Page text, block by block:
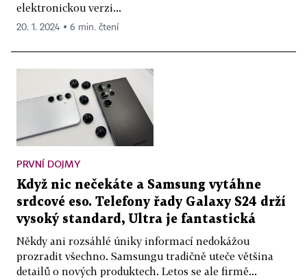
elektronickou verzi...
20. 1. 2024 ▪ 6 min. čtení
PRVNÍ DOJMY
Když nic nečekáte a Samsung vytáhne
srdcové eso. Telefony řady Galaxy S24 drží
vysoký standard, Ultra je fantastická
Někdy ani rozsáhlé úniky informací nedokážou
prozradit všechno. Samsungu tradičně uteče většina
detailů o nových produktech. Letos se ale firmě...